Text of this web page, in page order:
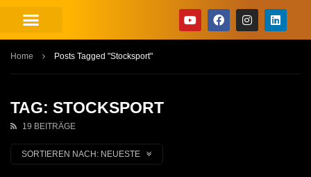
Home Posts Tagged "Stocksport"
TAG: STOCKSPORT
19 BEITRÄGE
SORTIEREN NACH: NEUESTE